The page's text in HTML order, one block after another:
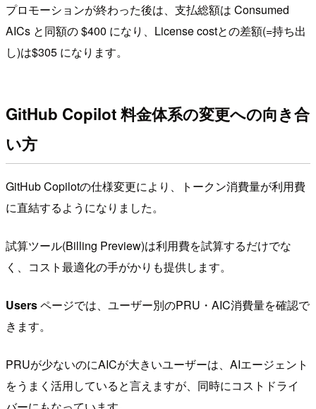
プロモーションが終わった後は、支払総額は Consumed
AICs と同額の $400 になり、License costとの差額(=持ち出
し)は$305 になります。
GitHub Copilot 料金体系の変更への向き合
い方
GitHub Copilotの仕様変更により、トークン消費量が利用費
に直結するようになりました。
試算ツール(Billing Preview)は利用費を試算するだけでな
く、コスト最適化の手がかりも提供します。
Usersページでは、ユーザー別のPRU・AIC消費量を確認で
きます。
PRUが少ないのにAICが大きいユーザーは、AIエージェント
をうまく活用していると言えますが、同時にコストドライ